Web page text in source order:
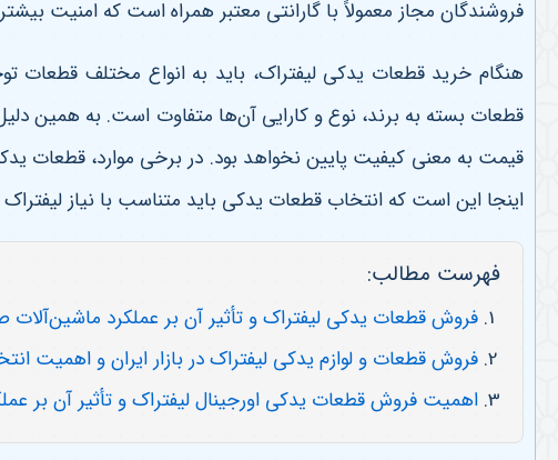
فروشندگان مجاز معمولاً با گارانتی معتبر همراه است که امنیت
هنگام خرید قطعات یدکی لیفتراک، باید به انواع مختلف
قطعات بسته به برند، نوع و کارایی آن‌ها متفاوت است. به همین
قیمت به معنی کیفیت پایین نخواهد بود. در برخی موارد، قطعات
اینجا این است که انتخاب قطعات یدکی باید متناسب با نیاز
فهرست مطالب:
فروش قطعات یدکی لیفتراک و تأثیر آن بر عملکرد ماشین‌آلات
فروش قطعات و لوازم یدکی لیفتراک در بازار ایران و اهمیت
اهمیت فروش قطعات یدکی اورجینال لیفتراک و تأثیر آن بر